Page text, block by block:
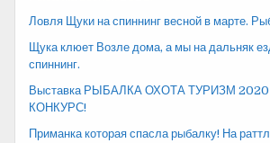
Ловля Щуки на спиннинг весной в марте.
Щука клюет Возле дома, а мы на дальняк
спиннинг.
Выставка РЫБАЛКА ОХОТА ТУРИЗМ 2020
КОНКУРС!
Приманка которая спасла рыбалку! На